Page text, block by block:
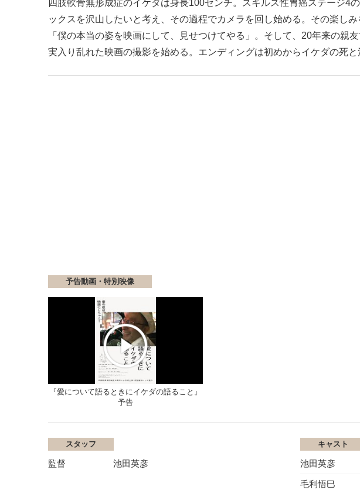
四肢軟骨無形成症のイケダは身長100センチ。スキルス性胃癌ステージ4
ックスを沢山したいと考え、その過程でカメラを回し始める。その楽し
「僕の本当の姿を映画にして、見せつけてやる」。そして、20年来の親
実入り乱れた映画の撮影を始める。エンディングは初めからイケダの死と
予告動画・特別映像
『愛について語るときにイケダの語ること』
予告
スタッフ
監督 池田英彦
キャスト
池田英彦
毛利悟巳